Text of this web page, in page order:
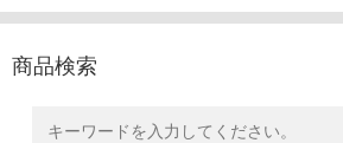
商品検索